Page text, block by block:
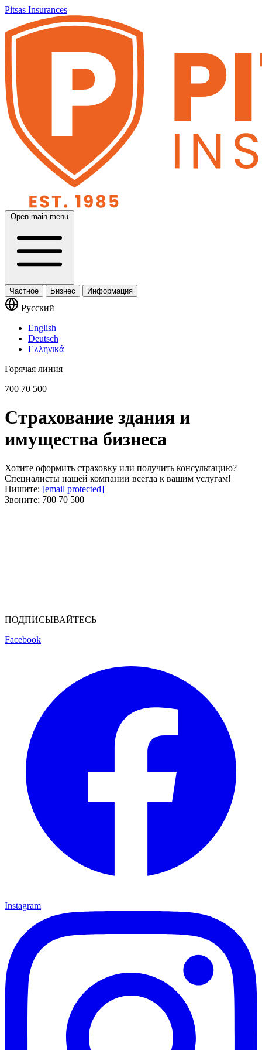
Pitsas Insurances
Open main menu
Частное Бизнес Информация
Русский
English
Deutsch
Ελληνικά
Горячая линия
700 70 500
Страхование здания и
имущества бизнеса
Хотите оформить страховку или получить консультацию?
Специалисты нашей компании всегда к вашим услугам!
Пишите: [email protected]
Звоните: 700 70 500
ПОДПИСЫВАЙТЕСЬ
Facebook
Instagram